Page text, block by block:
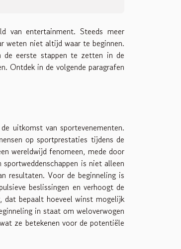
van entertainment. Steeds meer
weten niet altijd waar te beginnen.
de eerste stappen te zetten in de
Ontdek in de volgende paragrafen
uitkomst van sportevenementen.
op sportprestaties tijdens de
wereldwijd fenomeen, mede door
is niet alleen
resultaten. Voor de beginneling is
beslissingen en verhoogt de
dat bepaalt hoeveel winst mogelijk
in staat om weloverwogen
ze betekenen voor de potentiële